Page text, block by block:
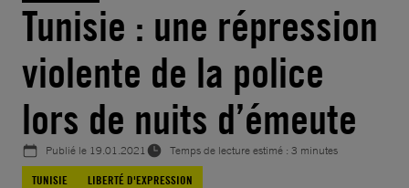
Tunisie : une répression
violente de la police
lors de nuits d’émeute
Publié le 19.01.2021
Temps de lecture estimé : 3 minutes
TUNISIE
LIBERTÉ D'EXPRESSION